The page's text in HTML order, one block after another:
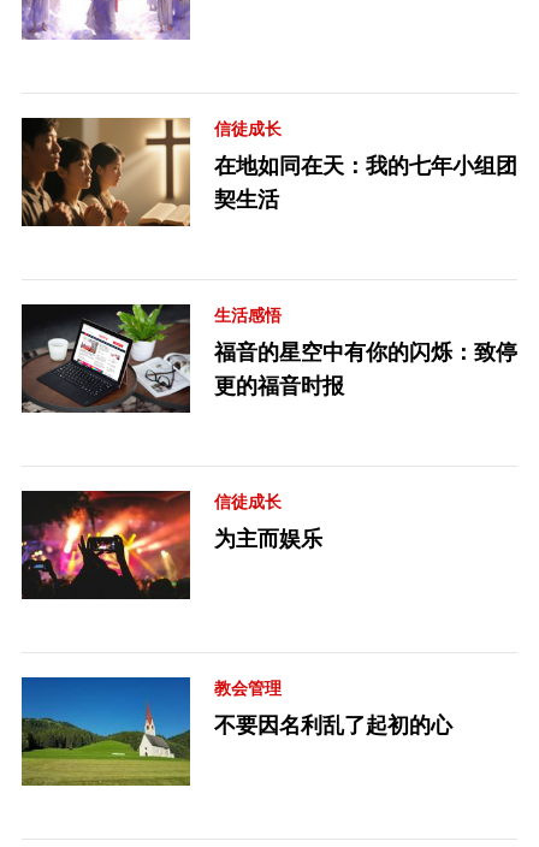
信徒成长
在地如同在天：我的七年小组团
契生活
生活感悟
福音的星空中有你的闪烁：致停
更的福音时报
信徒成长
为主而娱乐
教会管理
不要因名利乱了起初的心